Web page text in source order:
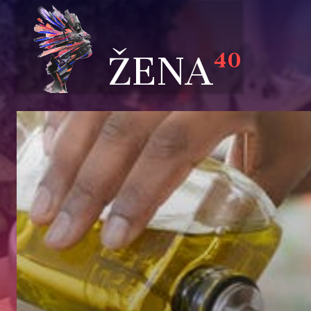
ŽENA40